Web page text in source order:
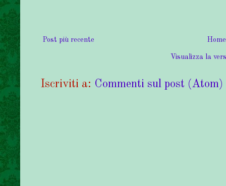
Post più recente
Visualizza la
Iscriviti a: Commenti sul post (Atom)